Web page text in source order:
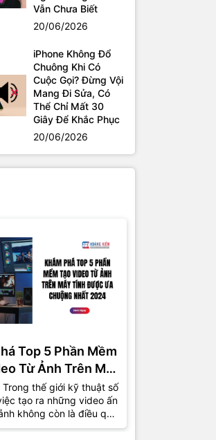
Vẫn Chưa Biết
20/06/2026
iPhone Không Đổ
Chuông Khi Có
Cuộc Gọi? Đừng Vội
Mang Đi Sửa, Có
Thể Chỉ Mất 30
Giây Để Khắc Phục
20/06/2026
Top 5 Phần Mềm
Từ Ảnh Trên Máy
Ưa Chuộng Nhất
Trong thế giới kỹ thuật số
tạo ra những video ấn
không còn là điều quá
bức ảnh kỷ...